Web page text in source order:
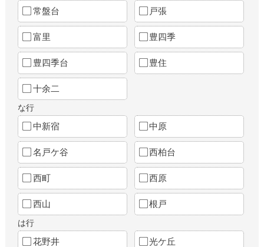
常盤台 戸張
富里 豊四季
豊四季台 豊住
十余二
な行
中新宿 中原
名戸ケ谷 西柏台
西町 西原
西山 根戸
は行
花野井 光ケ丘